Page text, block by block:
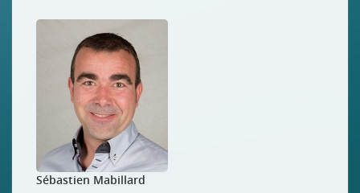
Sébastien Mabillard